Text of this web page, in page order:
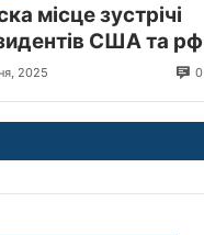
місце зустрічі
США та рф
2025 0